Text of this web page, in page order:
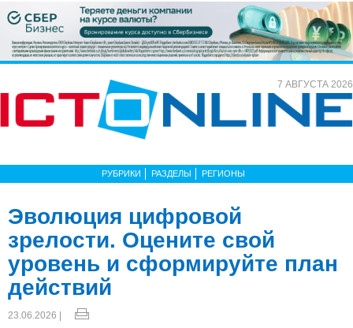
7 АВГУСТА 2026
РУБРИКИ РАЗДЕЛЫ РЕГИОНЫ
Эволюция цифровой
зрелости. Оцените свой
уровень и сформируйте план
действий
23.06.2026 |